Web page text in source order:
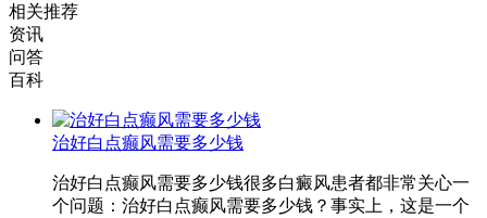
相关推荐
资讯
问答
百科
治好白点癫风需要多少钱
治好白点癫风需要多少钱很多白癜风患者都非常关心一
个问题：治好白点癫风需要多少钱？事实上，这是一个